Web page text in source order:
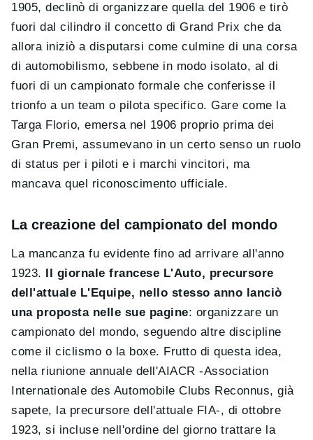
1905, declinò di organizzare quella del 1906 e tirò
fuori dal cilindro il concetto di Grand Prix che da
allora iniziò a disputarsi come culmine di una corsa
di automobilismo, sebbene in modo isolato, al di
fuori di un campionato formale che conferisse il
trionfo a un team o pilota specifico. Gare come la
Targa Florio, emersa nel 1906 proprio prima dei
Gran Premi, assumevano in un certo senso un ruolo
di status per i piloti e i marchi vincitori, ma
mancava quel riconoscimento ufficiale.
La creazione del campionato del mondo
La mancanza fu evidente fino ad arrivare all'anno
1923.
Il giornale francese L'Auto, precursore
dell'attuale L'Equipe, nello stesso anno lanciò
una proposta nelle sue pagine: organizzare un
campionato del mondo, seguendo altre discipline
come il ciclismo o la boxe. Frutto di questa idea,
nella riunione annuale dell'AIACR -Association
Internationale des Automobile Clubs Reconnus, già
sapete, la precursore dell'attuale FIA-, di ottobre
1923, si incluse nell'ordine del giorno trattare la